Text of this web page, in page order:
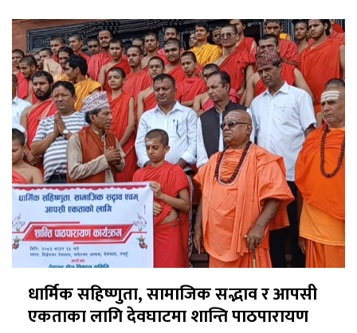
धार्मिक सहिष्णुता, सामाजिक सद्भाव र आपसी
एकताका लागि देवघाटमा शान्ति पाठपारायण